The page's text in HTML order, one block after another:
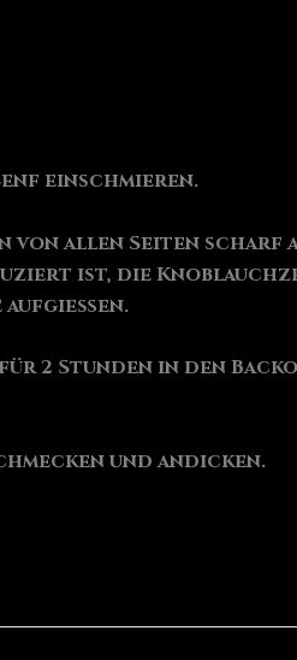
einschmieren.
von allen Seiten scharf
ist, die
aufgießen.
2 Stunden in den
und andicken.